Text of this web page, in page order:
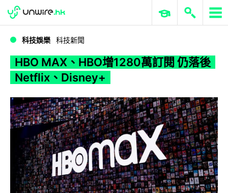
WWDC 2026 ERP 與商業 AI
科技娛樂 科技新聞
HBO MAX、HBO增1280萬訂閱 仍落後
Netflix、Disney+